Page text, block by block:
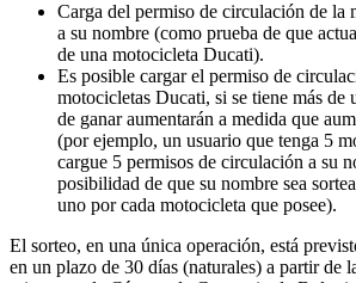
Carga del permiso de circulación de la
a su nombre (como prueba de que
de una motocicleta Ducati).
Es posible cargar el permiso de
motocicletas Ducati, si se tiene más de
de ganar aumentarán a medida que
(por ejemplo, un usuario que tenga 5
cargue 5 permisos de circulación a su
posibilidad de que su nombre sea
uno por cada motocicleta que posee).
El sorteo, en una única operación, está
en un plazo de 30 días (naturales) a partir de